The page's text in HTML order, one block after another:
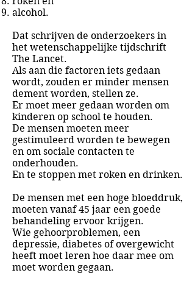
alcohol.
Dat schrijven de onderzoekers in
het wetenschappelijke tijdschrift
The Lancet.
Als aan die factoren iets gedaan
wordt, zouden er minder mensen
dement worden, stellen ze.
Er moet meer gedaan worden om
kinderen op school te houden.
De mensen moeten meer
gestimuleerd worden te bewegen
en om sociale contacten te
onderhouden.
En te stoppen met roken en drinken.
De mensen met een hoge bloeddruk,
moeten vanaf 45 jaar een goede
behandeling ervoor krijgen.
Wie gehoorproblemen, een
depressie, diabetes of overgewicht
heeft moet leren hoe daar mee om
moet worden gegaan.